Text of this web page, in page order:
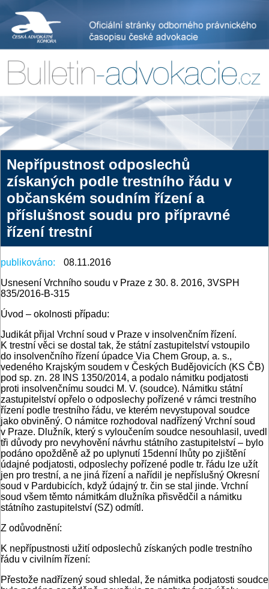
Nepřípustnost odposlechů
získaných podle trestního řádu v
občanském soudním řízení a
příslušnost soudu pro přípravné
řízení trestní
publikováno:
08.11.2016
Usnesení Vrchního soudu v Praze z 30. 8. 2016, 3VSPH
835/2016-B-315
Úvod – okolnosti případu:
Judikát přijal Vrchní soud v Praze v insolvenčním řízení.
K trestní věci se dostal tak, že státní zastupitelství vstoupilo
do insolvenčního řízení úpadce Via Chem Group, a. s.,
vedeného Krajským soudem v Českých Budějovicích (KS ČB)
pod sp. zn. 28 INS 1350/2014, a podalo námitku podjatosti
proti insolvenčnímu soudci M. V. (soudce). Námitku státní
zastupitelství opřelo o odposlechy pořízené v rámci trestního
řízení podle trestního řádu, ve kterém nevystupoval soudce
jako obviněný. O námitce rozhodoval nadřízený Vrchní soud
v Praze. Dlužník, který s vyloučením soudce nesouhlasil, uvedl
tři důvody pro nevyhovění návrhu státního zastupitelství – bylo
podáno opožděně až po uplynutí 15denní lhůty po zjištění
údajné podjatosti, odposlechy pořízené podle tr. řádu lze užít
jen pro trestní, a ne jiná řízení a nařídil je nepříslušný Okresní
soud v Pardubicích, když údajný tr. čin se stal jinde. Vrchní
soud všem těmto námitkám dlužníka přisvědčil a námitku
státního zastupitelství (SZ) odmítl.
Z odůvodnění:
K nepřípustnosti užití odposlechů získaných podle trestního
řádu v civilním řízení:
Přestože nadřízený soud shledal, že námitka podjatosti soudce